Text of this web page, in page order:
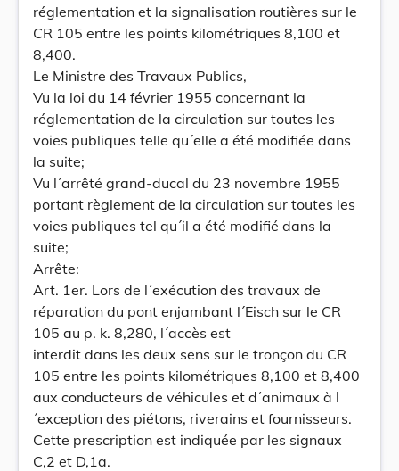
réglementation et la signalisation routières sur le
CR 105 entre les points kilométriques 8,100 et
8,400.
Le Ministre des Travaux Publics,
Vu la loi du 14 février 1955 concernant la
réglementation de la circulation sur toutes les
voies publiques telle qu´elle a été modifiée dans
la suite;
Vu l´arrêté grand-ducal du 23 novembre 1955
portant règlement de la circulation sur toutes les
voies publiques tel qu´il a été modifié dans la
suite;
Arrête:
Art. 1er. Lors de l´exécution des travaux de
réparation du pont enjambant l´Eisch sur le CR
105 au p. k. 8,280, l´accès est
interdit dans les deux sens sur le tronçon du CR
105 entre les points kilométriques 8,100 et 8,400
aux conducteurs de véhicules et d´animaux à l
´exception des piétons, riverains et fournisseurs.
Cette prescription est indiquée par les signaux
C,2 et D,1a.